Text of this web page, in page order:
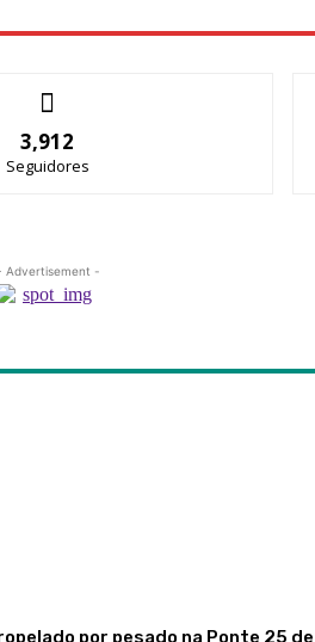
3,912
Seguidores
Advertisement -
por pesado na Ponte 25